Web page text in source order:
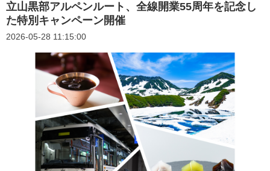
立山黒部アルペンルート、全線開業55周年を記念し
た特別キャンペーン開催
2026-05-28 11:15:00